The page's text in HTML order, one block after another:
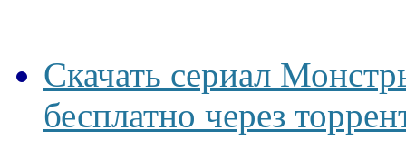
Скачать сериал
бесплатно через